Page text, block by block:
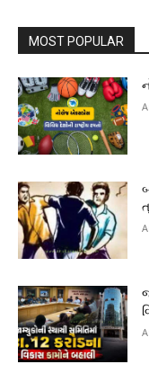
MOST POPULAR